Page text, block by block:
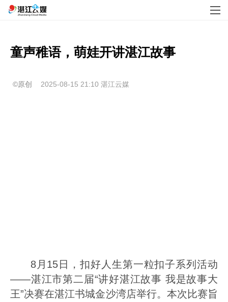
童声稚语，萌娃开讲湛江故事
©原创 2025-08-15 21:10 湛江云媒
8月15日，扣好人生第一粒扣子系列活动
——湛江市第二届“讲好湛江故事 我是故事大
王”决赛在湛江书城金沙湾店举行。本次比赛旨